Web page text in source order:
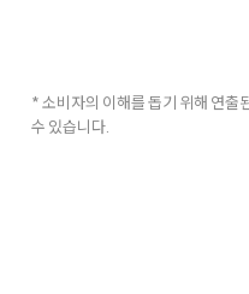
* 소비자의 이해를 돕기 위해 연출
수 있습니다.